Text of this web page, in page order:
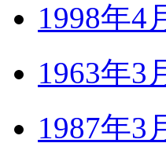
1998年4
1963年3
1987年3